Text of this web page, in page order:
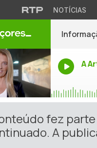
NOTÍCIAS
A
fez
A